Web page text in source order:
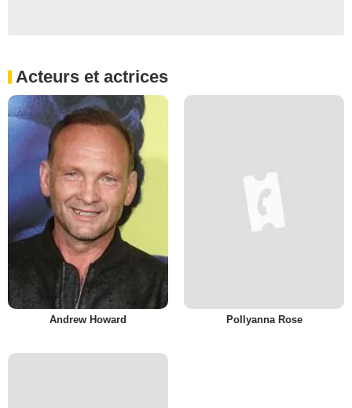
Acteurs et actrices
Andrew Howard Pollyanna Rose